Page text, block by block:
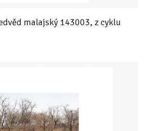
malajský 143003, z cyklu